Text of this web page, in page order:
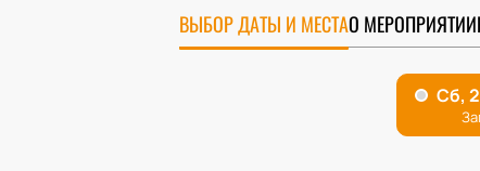
ВЫБОР ДАТЫ И МЕСТАО МЕРОПРИЯТИИ